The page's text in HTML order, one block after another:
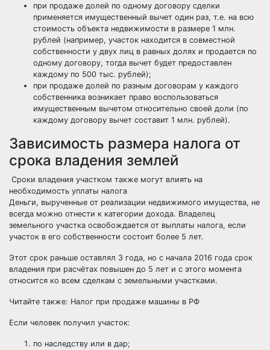
при продаже долей по одному договору сделки
применяется имущественный вычет один раз, т.е. на всю
стоимость объекта недвижимости в размере 1 млн.
рублей (например, участок находится в совместной
собственности у двух лиц в равных долях и продается по
одному договору, тогда вычет будет предоставлен
каждому по 500 тыс. рублей);
при продаже долей по разным договорам у каждого
собственника возникает право воспользоваться
имущественным вычетом относительно своей доли (по
каждому договору вычет составит 1 млн. рублей).
Зависимость размера налога от
срока владения землей
Сроки владения участком также могут влиять на
необходимость уплаты налога
Деньги, вырученные от реализации недвижимого имущества, не
всегда можно отнести к категории дохода. Владелец
земельного участка освобождается от выплаты налога, если
участок в его собственности состоит более 5 лет.
Этот срок раньше оставлял 3 года, но с начала 2016 года срок
владения при расчётах повышен до 5 лет и с этого момента
относится ко всем сделкам с земельными участками.
Читайте также: Налог при продаже машины в РФ
Если человек получил участок:
по наследству или в дар;